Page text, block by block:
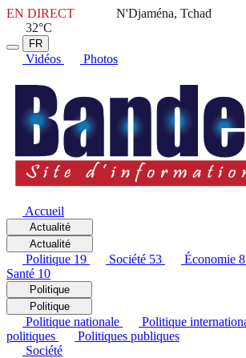
EN DIRECT
N'Djaména, Tchad
32°C
FR
Vidéos Photos
Accueil
Actualité
Actualité
Politique 19 Société 53 Économie 8
Santé 10
Politique
Politique
Politique nationale Politique
politiques
Politiques publiques
Société